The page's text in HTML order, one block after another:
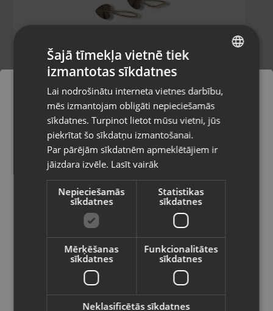
Zelta auskari
Rīga, Pērnavas iela 55-4/5
Stāvoklis Restaurēts (Garantija 24 mēneši)
92.00€
/mēn.
Zelta auskari
Pasūtījumi tiks piegādāti uz
izvēlēto valsti
Vietnes saturs būs attēlots izvēlētajā
valodā
Valsts
Latviešu / Latvian
RUSSIAN
Šajā tīmekļa vietnē tiek
izmantotas sīkdatnes
Lai nodrošinātu interneta vietnes darbību,
mēs izmantojam obligāti nepieciešamās
sīkdatnes. Turpinot lietot mūsu vietni, jūs
piekrītat šo sīkdatņu izmantošanai.
Par pārējām sīkdatnēm apmeklētājiem ir
jāizdara izvēle. Lasīt vairāk
Nepieciešamās
sīkdatnes
Statistikas
sīkdatnes
Mērķēšanas
sīkdatnes
Funkcionalitātes
sīkdatnes
Neklasificētās sīkdatnes